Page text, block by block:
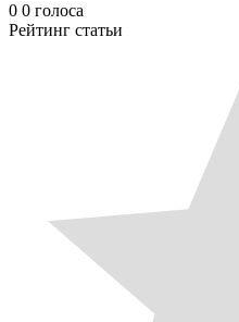
0 0 голоса
Рейтинг статьи